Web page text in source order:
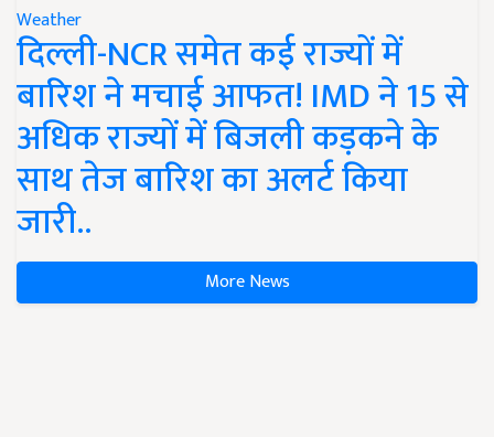
Weather
दिल्ली-NCR समेत कई राज्यों में
बारिश ने मचाई आफत! IMD ने 15 से
अधिक राज्यों में बिजली कड़कने के
साथ तेज बारिश का अलर्ट किया
जारी..
More News